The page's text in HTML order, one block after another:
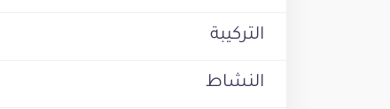
التركيبة
النشاط